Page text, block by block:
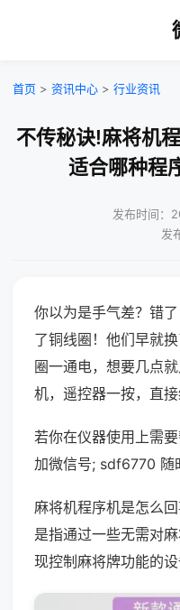
首页 > 资讯中心 > 行业资讯
不传秘诀!麻将机
适合哪种程
发布时间：
发
你以为是手气差？错
了铜线圈！他们早就
圈一通电，想要几点
机，遥控器一按，直接
若你在仪器使用上需
加微信号; sdf6770 随
麻将机程序机是怎么
是指通过一些无需对
现控制麻将牌功能的设